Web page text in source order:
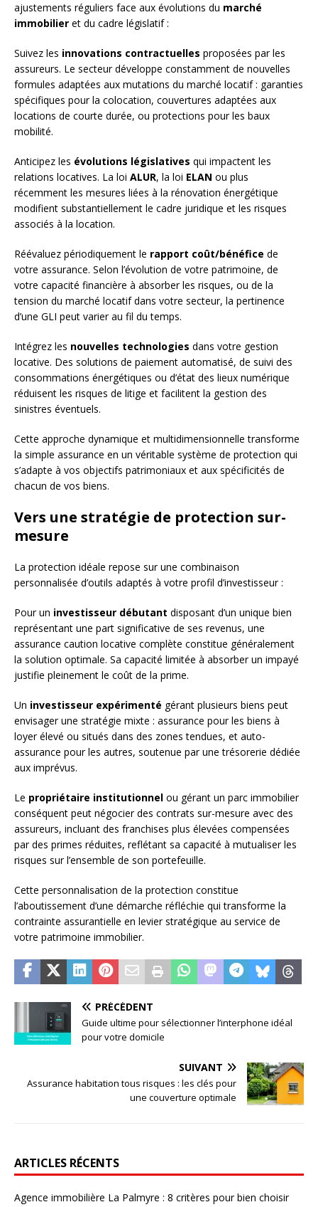
ajustements réguliers face aux évolutions du marché
immobilier et du cadre législatif :
Suivez les innovations contractuelles proposées par les
assureurs. Le secteur développe constamment de nouvelles
formules adaptées aux mutations du marché locatif : garanties
spécifiques pour la colocation, couvertures adaptées aux
locations de courte durée, ou protections pour les baux
mobilité.
Anticipez les évolutions législatives qui impactent les
relations locatives. La loi ALUR, la loi ELAN ou plus
récemment les mesures liées à la rénovation énergétique
modifient substantiellement le cadre juridique et les risques
associés à la location.
Réévaluez périodiquement le rapport coût/bénéfice de
votre assurance. Selon l’évolution de votre patrimoine, de
votre capacité financière à absorber les risques, ou de la
tension du marché locatif dans votre secteur, la pertinence
d’une GLI peut varier au fil du temps.
Intégrez les nouvelles technologies dans votre gestion
locative. Des solutions de paiement automatisé, de suivi des
consommations énergétiques ou d’état des lieux numérique
réduisent les risques de litige et facilitent la gestion des
sinistres éventuels.
Cette approche dynamique et multidimensionnelle transforme
la simple assurance en un véritable système de protection qui
s’adapte à vos objectifs patrimoniaux et aux spécificités de
chacun de vos biens.
Vers une stratégie de protection sur-
mesure
La protection idéale repose sur une combinaison
personnalisée d’outils adaptés à votre profil d’investisseur :
Pour un investisseur débutant disposant d’un unique bien
représentant une part significative de ses revenus, une
assurance caution locative complète constitue généralement
la solution optimale. Sa capacité limitée à absorber un impayé
justifie pleinement le coût de la prime.
Un investisseur expérimenté gérant plusieurs biens peut
envisager une stratégie mixte : assurance pour les biens à
loyer élevé ou situés dans des zones tendues, et auto-
assurance pour les autres, soutenue par une trésorerie dédiée
aux imprévus.
Le propriétaire institutionnel ou gérant un parc immobilier
conséquent peut négocier des contrats sur-mesure avec des
assureurs, incluant des franchises plus élevées compensées
par des primes réduites, reflétant sa capacité à mutualiser les
risques sur l’ensemble de son portefeuille.
Cette personnalisation de la protection constitue
l’aboutissement d’une démarche réfléchie qui transforme la
contrainte assurantielle en levier stratégique au service de
votre patrimoine immobilier.
PRÉCÉDENT
Guide ultime pour sélectionner l’interphone idéal
pour votre domicile
SUIVANT
Assurance habitation tous risques : les clés pour
une couverture optimale
ARTICLES RÉCENTS
Agence immobilière La Palmyre : 8 critères pour bien choisir